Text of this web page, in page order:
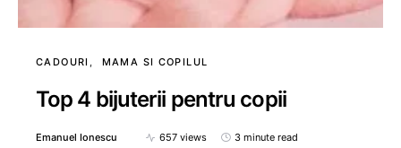
CADOURI MAMA SI COPILUL
Top 4 bijuterii pentru copii
Emanuel Ionescu 657 views 3 minute read